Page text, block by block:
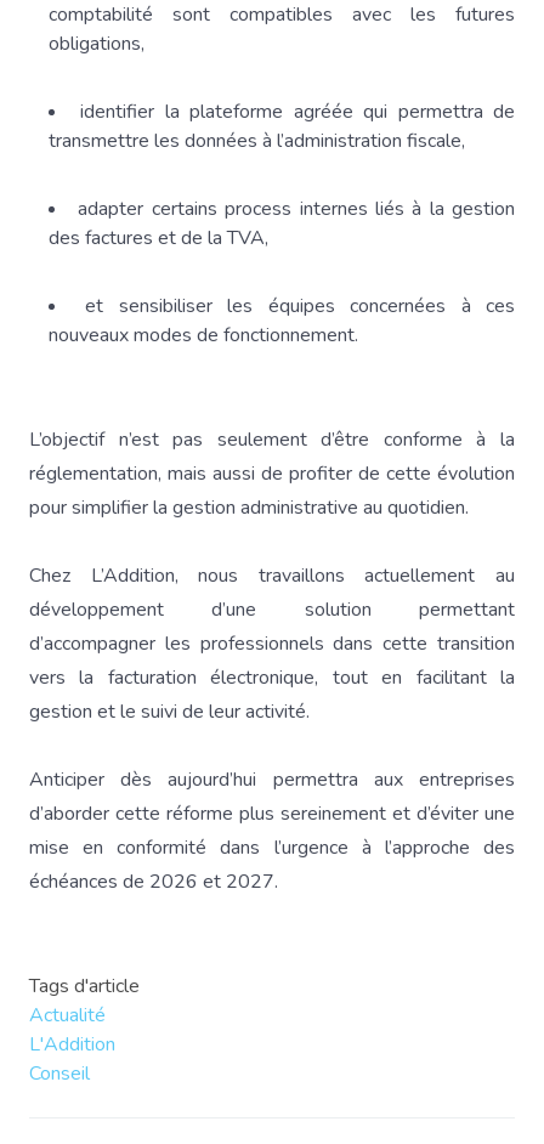
comptabilité sont compatibles avec les futures
obligations,
identifier la plateforme agréée qui permettra de
transmettre les données à l’administration fiscale,
adapter certains process internes liés à la gestion
des factures et de la TVA,
et sensibiliser les équipes concernées à ces
nouveaux modes de fonctionnement.
L’objectif n’est pas seulement d’être conforme à la
réglementation, mais aussi de profiter de cette évolution
pour simplifier la gestion administrative au quotidien.
Chez L’Addition, nous travaillons actuellement au
développement d’une solution permettant
d’accompagner les professionnels dans cette transition
vers la facturation électronique, tout en facilitant la
gestion et le suivi de leur activité.
Anticiper dès aujourd’hui permettra aux entreprises
d’aborder cette réforme plus sereinement et d’éviter une
mise en conformité dans l’urgence à l’approche des
échéances de 2026 et 2027.
Tags d'article
Actualité
L'Addition
Conseil